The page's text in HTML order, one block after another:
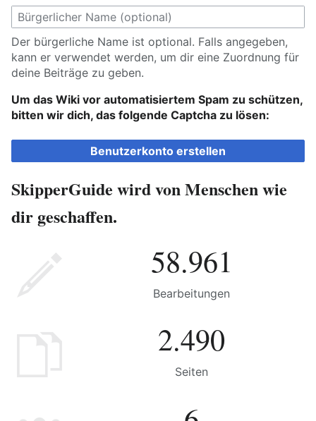
Der bürgerliche Name ist optional. Falls angegeben,
kann er verwendet werden, um dir eine Zuordnung für
deine Beiträge zu geben.
Um das Wiki vor automatisiertem Spam zu schützen,
bitten wir dich, das folgende Captcha zu lösen:
Benutzerkonto erstellen
SkipperGuide wird von Menschen wie
dir geschaffen.
58.961
Bearbeitungen
2.490
Seiten